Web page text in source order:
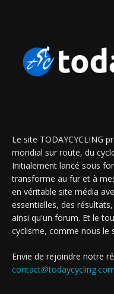
Le site TODAYCYCLING
mondial sur route, du
Initialement lancé sous
transforme au fur et à
en véritable site média
essentielles, des
ainsi qu'un forum. Et le
cyclisme, comme nous le
Envie de rejoindre notre
contact@todaycycling.com